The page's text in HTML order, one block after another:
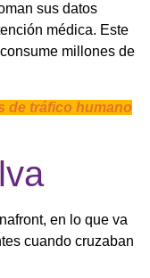
sus datos
médica. Este
millones de
de tráfico humano
en lo que va
cuando cruzaban